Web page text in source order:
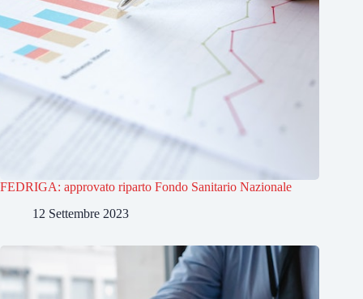
FEDRIGA: approvato riparto Fondo Sanitario Nazionale
12 Settembre 2023